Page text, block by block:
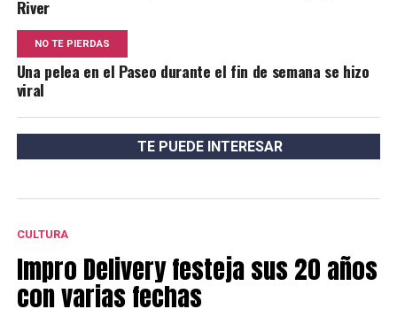
River
NO TE PIERDAS
Una pelea en el Paseo durante el fin de semana se hizo
viral
TE PUEDE INTERESAR
CULTURA
Impro Delivery festeja sus 20 años
con varias fechas